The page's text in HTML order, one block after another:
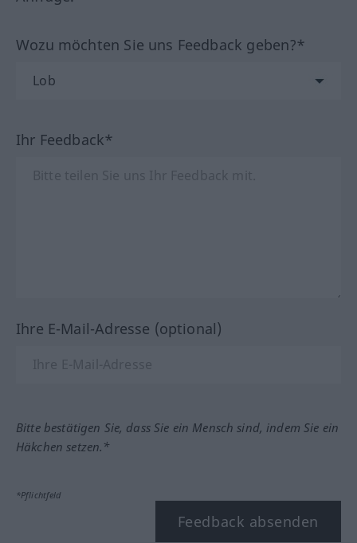
Wozu möchten Sie uns Feedback geben?*
Ihr Feedback*
Ihre E-Mail-Adresse (optional)
Bitte bestätigen Sie, dass Sie ein Mensch sind, indem Sie ein
Häkchen setzen.*
*Pflichtfeld
Feedback absenden